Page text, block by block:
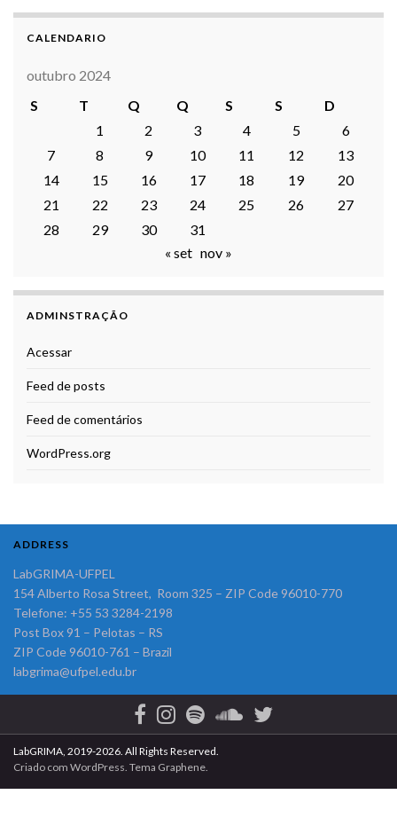
CALENDARIO
outubro 2024
S
T Q Q S S
D
1
2 3 4 5
6
7
8 9 10 11 12
13
14
15 16 17 18 19
20
21
22 23 24 25 26
27
28
29 30
31
« set nov »
ADMINSTRAÇÃO
Acessar
Feed de posts
Feed de comentários
WordPress.org
ADDRESS
LabGRIMA-UFPEL
154 Alberto Rosa Street, Room 325 – ZIP Code 96010-770
Telefone: +55 53 3284-2198
Post Box 91 – Pelotas – RS
ZIP Code 96010-761 – Brazil
labgrima@ufpel.edu.br
LabGRIMA, 2019-2026. All Rights Reserved.
Criado com WordPress . Tema Graphene